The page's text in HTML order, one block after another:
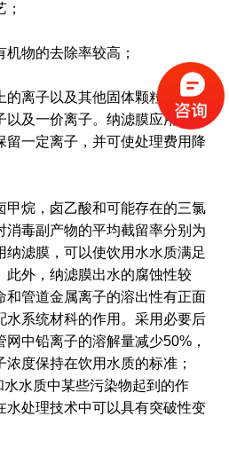
物的去除率较高；
离子以及其他固体颗粒，可以
以及一价离子。纳滤膜应用在直
留一定离子，并可使处理费用降
甲烷，卤乙酸和可能存在的三氯
消毒副产物的平均截留率分别为
纳滤膜，可以使饮用水水质满足
此外，纳滤膜出水的腐蚀性较
和管道金属离子的溶出性有正面
水系统材科的作用。采用必要后
中铅离子的溶解量减少50%，
度保持在饮用水质的标准；
水质中某些污染物起到的作
水处理技术中可以具有突破性变